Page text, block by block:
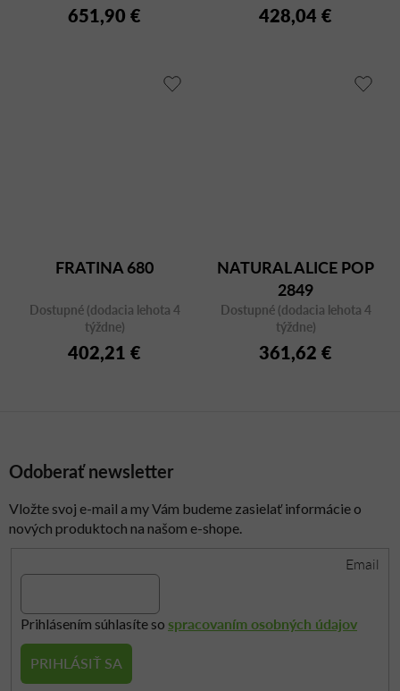
651,90 € 428,04 €
FRATINA 680
Dostupné (dodacia lehota 4
týždne)
402,21 €
NATURAL ALICE POP
2849
Dostupné (dodacia lehota 4
týždne)
361,62 €
Odoberať newsletter
Vložte svoj e-mail a my Vám budeme zasielať informácie o
nových produktoch na našom e-shope.
Email
Prihlásením súhlasíte so spracovaním osobných údajov
PRIHLÁSIŤ SA